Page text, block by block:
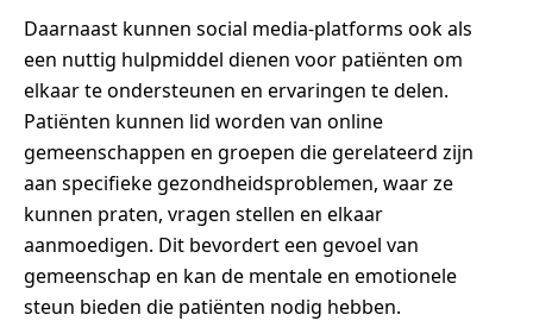
Daarnaast kunnen social media-platforms ook als
een nuttig hulpmiddel dienen voor patiënten om
elkaar te ondersteunen en ervaringen te delen.
Patiënten kunnen lid worden van online
gemeenschappen en groepen die gerelateerd zijn
aan specifieke gezondheidsproblemen, waar ze
kunnen praten, vragen stellen en elkaar
aanmoedigen. Dit bevordert een gevoel van
gemeenschap en kan de mentale en emotionele
steun bieden die patiënten nodig hebben.